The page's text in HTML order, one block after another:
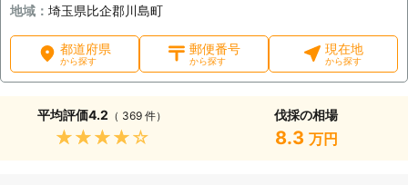
地域： 埼玉県比企郡川島町
都道府県
から探す
郵便番号
から探す
現在地
から探す
平均評価4.2 （ 369 件）
★★★★★
伐採の相場
8.3 万円